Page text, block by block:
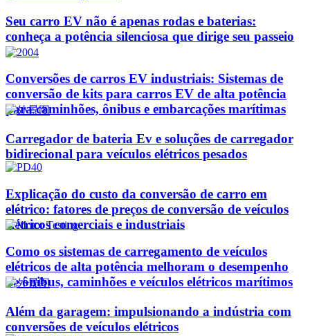
Seu carro EV não é apenas rodas e baterias:
conheça a potência silenciosa que dirige seu passeio
Conversões de carros EV industriais: Sistemas de
conversão de kits para carros EV de alta potência
para caminhões, ônibus e embarcações marítimas
Carregador de bateria Ev e soluções de carregador
bidirecional para veículos elétricos pesados
Explicação do custo da conversão de carro em
elétrico: fatores de preços de conversão de veículos
elétricos comerciais e industriais
Como os sistemas de carregamento de veículos
elétricos de alta potência melhoram o desempenho
de ônibus, caminhões e veículos elétricos marítimos
Além da garagem: impulsionando a indústria com
conversões de veículos elétricos